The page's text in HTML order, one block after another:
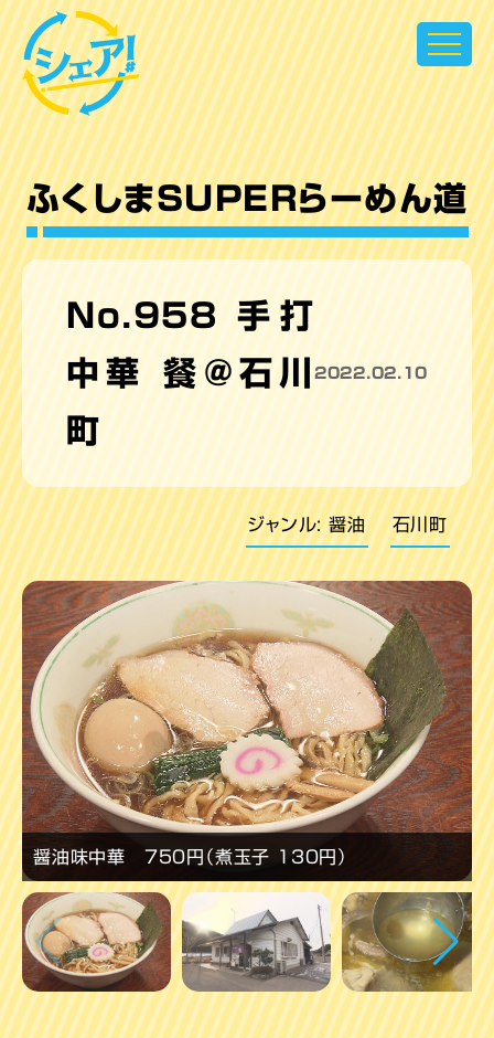
超県民参加型テレビ シェア！
ふくしまSUPERらーめん道
No.958 手打
中華 餐＠石川
町
2022.02.10
ジャンル: 醤油 石川町
醤油味中華 ７５０円（煮玉子 １３０円）